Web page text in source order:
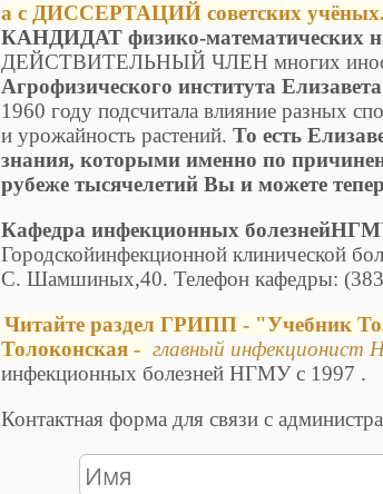
а с ДИССЕРТАЦИЙ советских учёных.
КАНДИДАТ физико-математических
ДЕЙСТВИТЕЛЬНЫЙ ЧЛЕН многих
Агрофизического института
1960 году подсчитала влияние разных
и урожайность растений.То есть
знания, которыми именно по
рубеже тысячелетий Вы и можете
Кафедра инфекционных
Городскойинфекционной клинической
С. Шамшиных,40. Телефон кафедры:
Читайте раздел ГРИПП - "Учебник
Толоконская - главный инфекционист
инфекционных болезней НГМУ с 1997 .
Контактная форма для связи с